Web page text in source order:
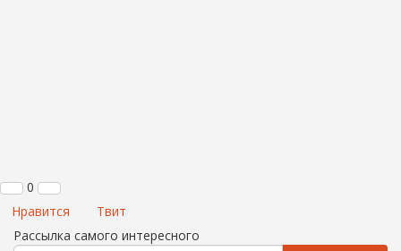
0
Нравится
Твит
Рассылка самого интересного